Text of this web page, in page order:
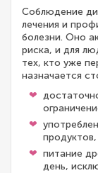
Соблюдение
лечения и
болезни. Оно
риска, и для
тех, кто уже
назначается
питание
день,